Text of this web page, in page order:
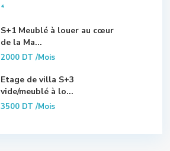
*
S+1 Meublé à louer au cœur
de la Ma...
2000 DT/Mois
Etage de villa S+3
vide/meublé à lo...
3500 DT/Mois